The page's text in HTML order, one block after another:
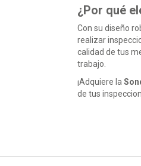
¿Por qué
Con su diseño
realizar
calidad de tus
trabajo.
¡Adquiere la
de tus